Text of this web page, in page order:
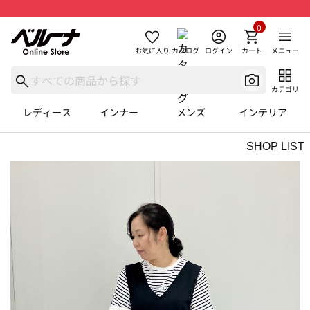
お気に入り カタログ ログイン カート
0
メニュー
カテゴリ
レディース インナー メンズ インテリア
SHOP LIST